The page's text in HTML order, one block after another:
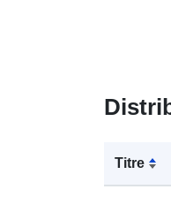
Titre